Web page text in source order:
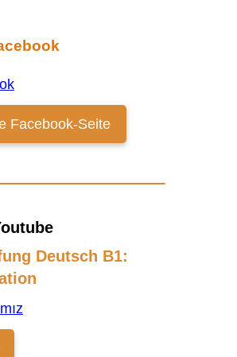
Facebook-Seite
Deutsch B1: